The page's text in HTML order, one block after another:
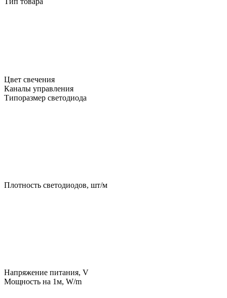
Цвет свечения
Каналы управления
Типоразмер светодиода
Плотность светодиодов, шт/м
Напряжение питания, V
Мощность на 1м, W/m